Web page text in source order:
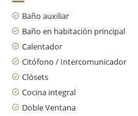
Baño auxiliar
Baño en habitación principal
Calentador
Citófono / Intercomunicador
Clósets
Cocina integral
Doble Ventana